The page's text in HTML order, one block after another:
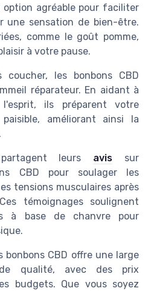
agréable pour faciliter
une sensation de bien-être.
comme le goût pomme,
à votre pause.
les bonbons CBD
réparateur. En aidant à
ils préparent votre
améliorant ainsi la
leurs avis sur
CBD pour soulager les
tensions musculaires après
témoignages soulignent
à base de chanvre pour
bonbons CBD offre une large
qualité, avec des prix
budgets. Que vous soyez